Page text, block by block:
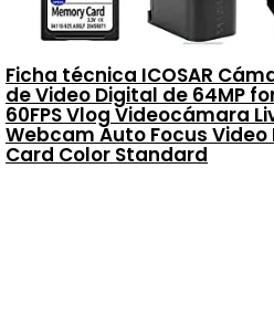
Ficha técnica ICOSAR
de Video Digital de 64MP
60FPS Vlog Videocámara
Webcam Auto Focus Video
Card Color Standard